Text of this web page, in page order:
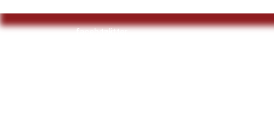
facebooktwitter